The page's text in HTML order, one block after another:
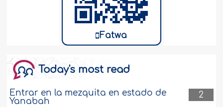
Fatwa
Today's most read
2
Entrar en la mezquita en estado de
Yanabah